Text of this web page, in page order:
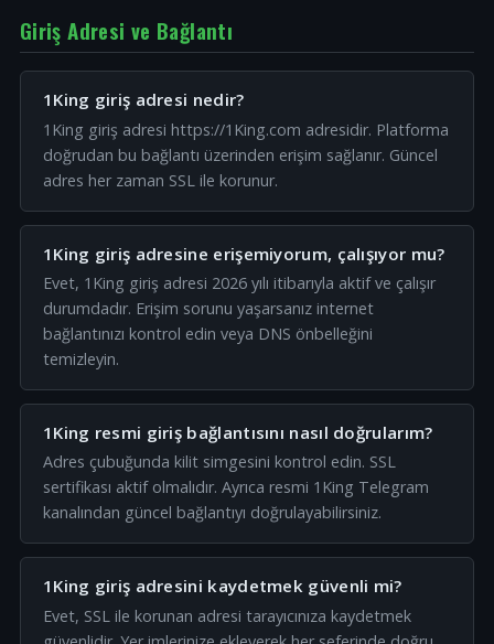
Giriş Adresi ve Bağlantı
1King giriş adresi nedir?
1King giriş adresi https://1King.com adresidir. Platforma
doğrudan bu bağlantı üzerinden erişim sağlanır. Güncel
adres her zaman SSL ile korunur.
1King giriş adresine erişemiyorum, çalışıyor mu?
Evet, 1King giriş adresi 2026 yılı itibarıyla aktif ve çalışır
durumdadır. Erişim sorunu yaşarsanız internet
bağlantınızı kontrol edin veya DNS önbelleğini
temizleyin.
1King resmi giriş bağlantısını nasıl doğrularım?
Adres çubuğunda kilit simgesini kontrol edin. SSL
sertifikası aktif olmalıdır. Ayrıca resmi 1King Telegram
kanalından güncel bağlantıyı doğrulayabilirsiniz.
1King giriş adresini kaydetmek güvenli mi?
Evet, SSL ile korunan adresi tarayıcınıza kaydetmek